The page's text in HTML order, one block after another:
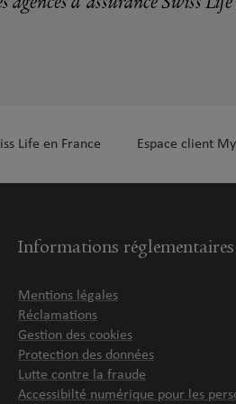
Life en France Espace client
Informations réglementaires
Mentions légales
Réclamations
Gestion des cookies
Protection des données
Lutte contre la fraude
Accessibilté numérique pour les